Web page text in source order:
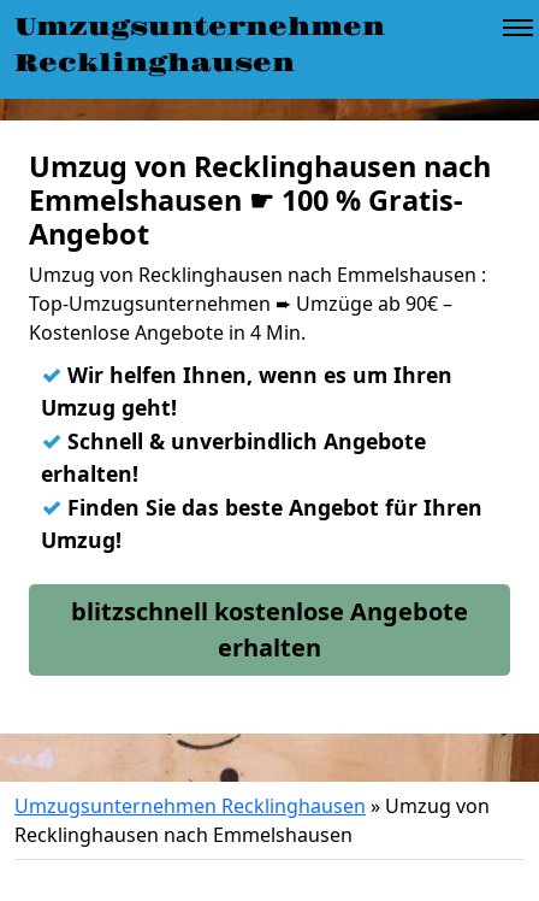
Umzugsunternehmen
Recklinghausen
Umzug von Recklinghausen nach
Emmelshausen ☛ 100 % Gratis-
Angebot
Umzug von Recklinghausen nach Emmelshausen :
Top-Umzugsunternehmen ➨ Umzüge ab 90€ –
Kostenlose Angebote in 4 Min.
✓ Wir helfen Ihnen, wenn es um Ihren
Umzug geht!
✓ Schnell & unverbindlich Angebote
erhalten!
✓ Finden Sie das beste Angebot für Ihren
Umzug!
blitzschnell kostenlose Angebote
erhalten
Umzugsunternehmen Recklinghausen » Umzug von
Recklinghausen nach Emmelshausen